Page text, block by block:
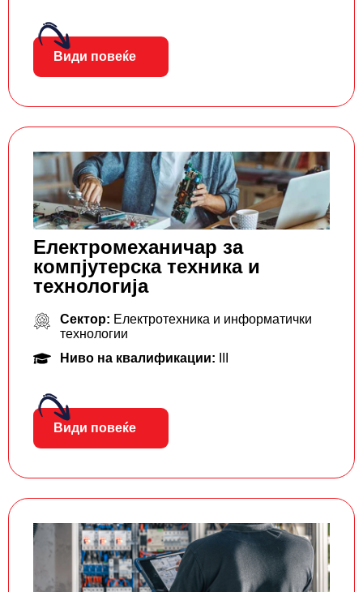
Види повеќе
Електромеханичар за
компјутерска техника и
технологија
Сектор: Електротехника и информатички
технологии
Ниво на квалификации:
Види повеќе